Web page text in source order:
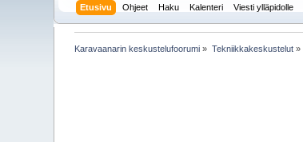
Etusivu Ohjeet Haku Kalenteri Viesti ylläpidolle
Karavaanarin keskustelufoorumi » Tekniikkakeskustelut»